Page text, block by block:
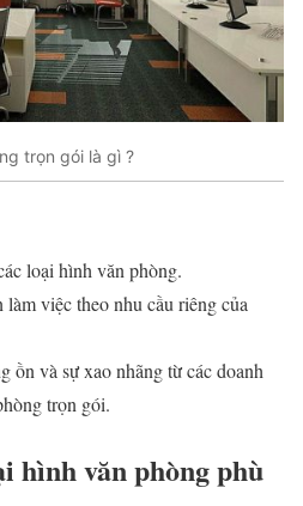
trọn gói là gì ?
loại hình văn phòng.
việc theo nhu cầu riêng của
ồn và sự xao nhãng từ các doanh
trọn gói.
hình văn phòng phù